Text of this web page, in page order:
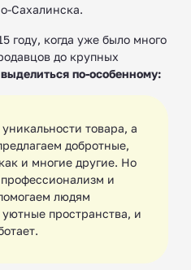
Сахалинска.
году, когда уже было много
до крупных
по-особенному:
товара, а
добротные,
и многие другие. Но
и
людям
пространства, и